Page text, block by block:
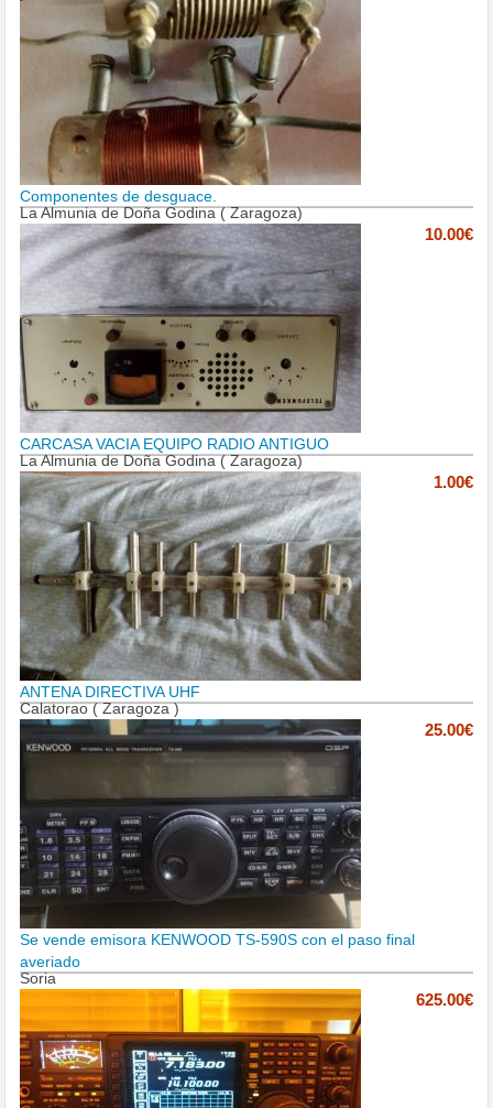
Componentes de desguace.
La Almunia de Doña Godina ( Zaragoza)
10.00€
CARCASA VACIA EQUIPO RADIO ANTIGUO
La Almunia de Doña Godina ( Zaragoza)
1.00€
ANTENA DIRECTIVA UHF
Calatorao ( Zaragoza )
25.00€
Se vende emisora KENWOOD TS-590S con el paso final
averiado
Soria
625.00€